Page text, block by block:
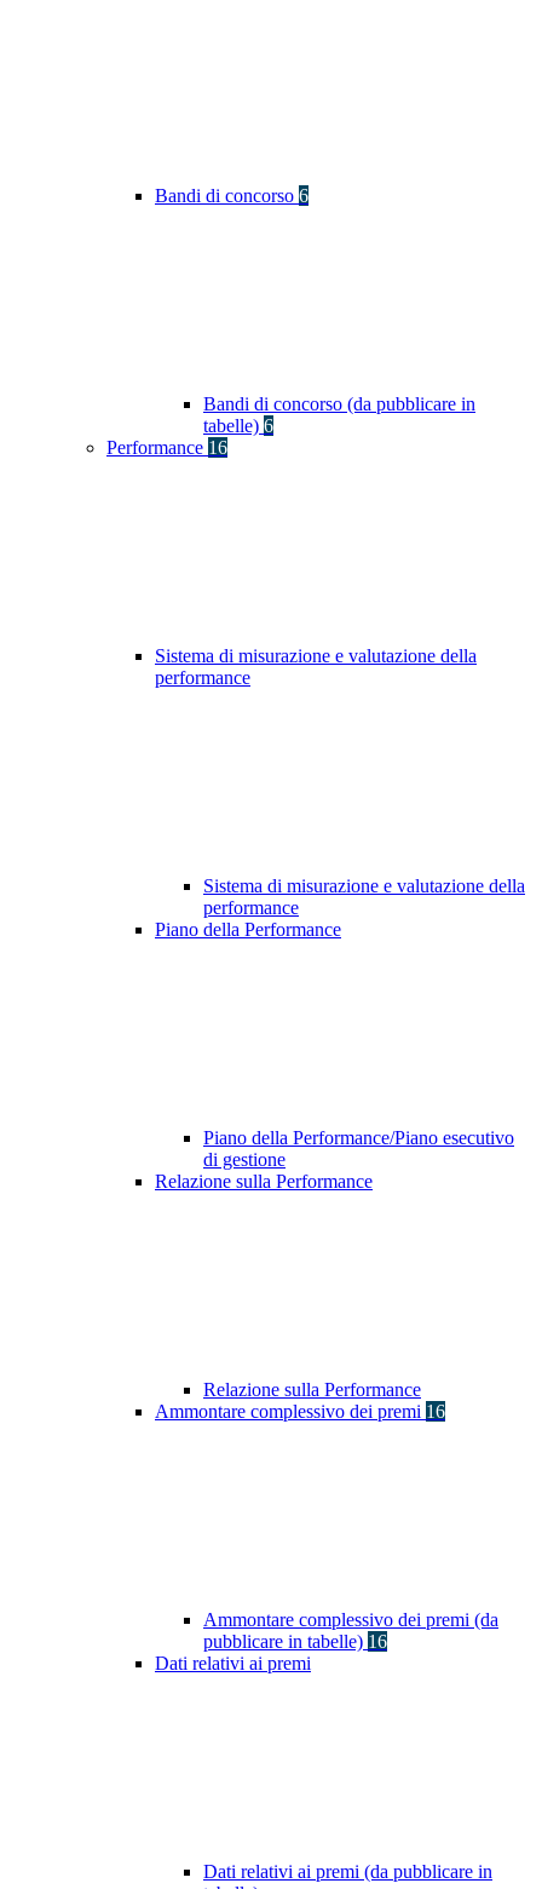
Bandi di concorso 6
Bandi di concorso (da pubblicare in
tabelle) 6
Performance 16
Sistema di misurazione e valutazione della
performance
Sistema di misurazione e valutazione della
performance
Piano della Performance
Piano della Performance/Piano esecutivo
di gestione
Relazione sulla Performance
Relazione sulla Performance
Ammontare complessivo dei premi 16
Ammontare complessivo dei premi (da
pubblicare in tabelle) 16
Dati relativi ai premi
Dati relativi ai premi (da pubblicare in